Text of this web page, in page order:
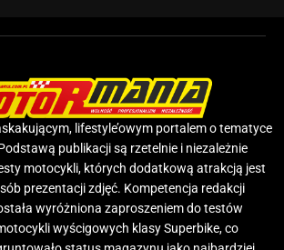
lifestyle’owym portalem o tematyce
publikacji są rzetelnie i niezależnie
motocykli, których dodatkową atrakcją jest
prezentacji zdjęć. Kompetencja redakcji
wyróżniona zaproszeniem do testów
wyścigowych klasy Superbike, co